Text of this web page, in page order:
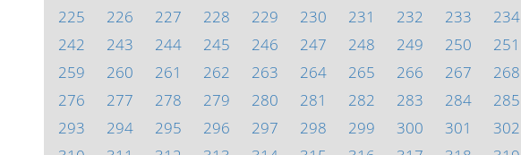
225
226 227 228 229 230 231 232 233 234
242
243 244 245 246 247 248 249 250 251
259
260 261 262 263 264 265 266 267 268
276
277 278 279 280 281 282 283 284 285
293
294 295 296 297 298 299 300 301 302